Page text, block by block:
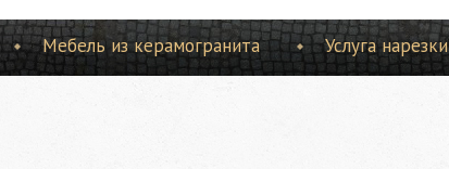
Мебель из керамогранита Услуга нарезки